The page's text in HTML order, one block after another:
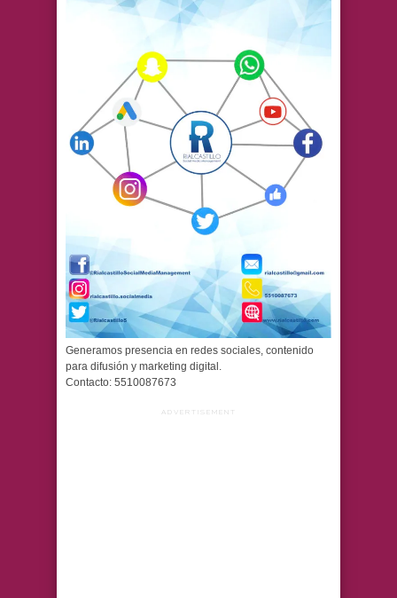
Generamos presencia en redes sociales, contenido
para difusión y marketing digital.
Contacto: 5510087673
ADVERTISEMENT